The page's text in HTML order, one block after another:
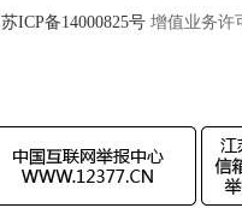
苏ICP备14000825号 增值业务许